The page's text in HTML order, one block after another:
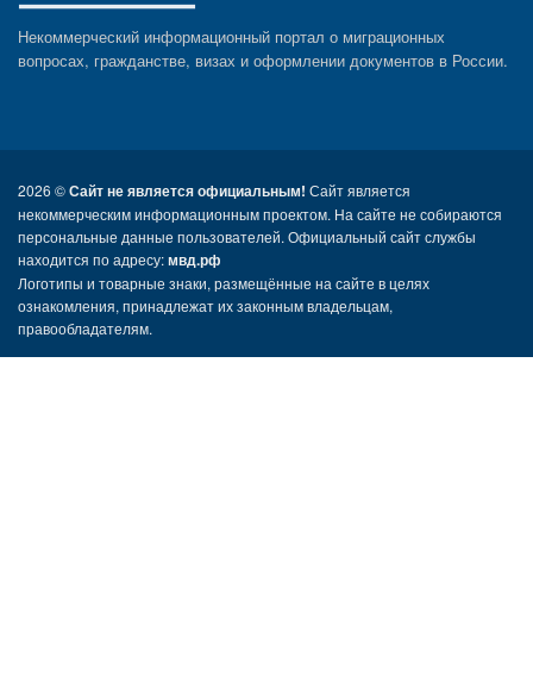
Некоммерческий информационный портал о миграционных
вопросах, гражданстве, визах и оформлении документов в России.
2026 ©Сайт не является официальным! Сайт является
некоммерческим информационным проектом. На сайте не собираются
персональные данные пользователей. Официальный сайт службы
находится по адресу:мвд.рф
Логотипы и товарные знаки, размещённые на сайте в целях
ознакомления, принадлежат их законным владельцам,
правообладателям.